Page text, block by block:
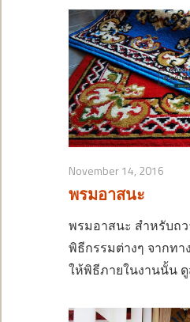
November 14, 2016
พรมอาสนะ
พรมอาสนะ สำหรับถ
พิธีกรรมต่างๆ จากทา
ให้พิธีภายในงานนั้น ดู